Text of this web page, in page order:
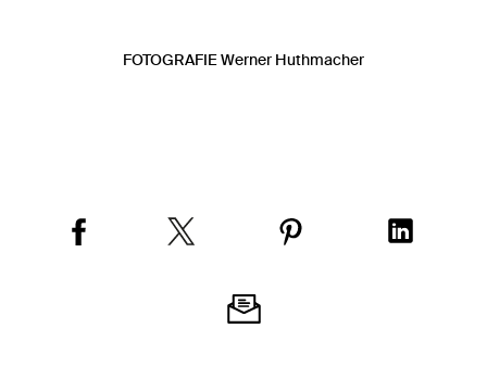
FOTOGRAFIE Werner Huthmacher